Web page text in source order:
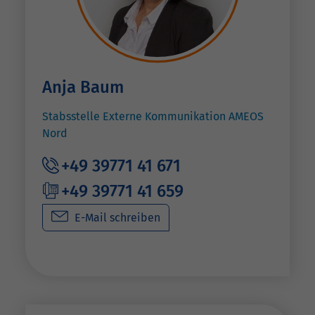
Anja Baum
Stabsstelle Externe Kommunikation AMEOS
Nord
+49 39771 41 671
+49 39771 41 659
E-Mail schreiben